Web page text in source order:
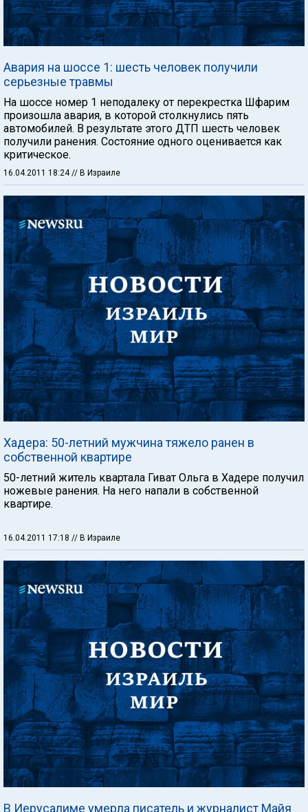
Авария на шоссе 1: шесть человек получили
серьезные травмы
На шоссе номер 1 неподалеку от перекрестка Шфарим
произошла авария, в которой столкнулись пять
автомобилей. В результате этого ДТП шесть человек
получили ранения. Состояние одного оценивается как
критическое.
16.04.2011 18:24 // В Израиле
Хадера: 50-летний мужчина тяжело ранен в
собственной квартире
50-летний житель квартала Гиват Ольга в Хадере получил
ножевые ранения. На него напали в собственной
квартире.
16.04.2011 17:18 // В Израиле
В Иерусалиме умерла писатель и журналист Майя